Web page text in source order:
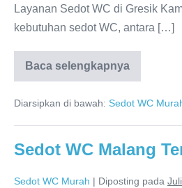
Layanan Sedot WC di Gresik
kebutuhan sedot WC, antara […]
Baca selengkapnya
Sedot
WC
Terpercaya
Murah
2025
Diarsipkan di bawah: Sedot WC
Sedot WC Malang
Sedot WC Murah | Diposting pada